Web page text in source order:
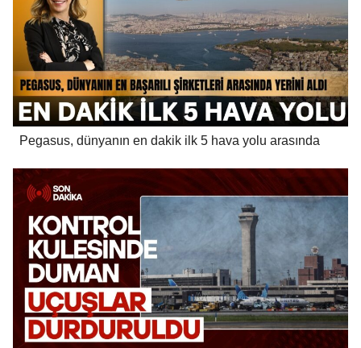
Pegasus, dünyanın en dakik ilk 5 hava yolu arasında